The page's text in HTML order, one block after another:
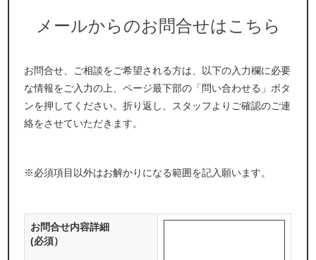
メールからのお問合せはこちら
お問合せ、ご相談をご希望される方は、以下の入力欄に必要
な情報をご入力の上、ページ最下部の「問い合わせる」ボタ
ンを押してください。折り返し、スタッフよりご確認のご連
絡をさせていただきます。
※必須項目以外はお解かりになる範囲を記入願います。
お問合せ内容詳細
(必須）